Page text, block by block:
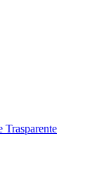
Trasparente